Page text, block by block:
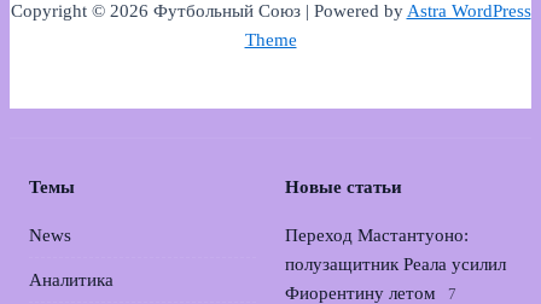
Copyright © 2026 Футбольный Союз | Powered byAstra WordPress
Theme
Темы
News
Аналитика
Новые статьи
Переход Мастантуоно:
полузащитник Реала усилил
Фиорентину летом
7